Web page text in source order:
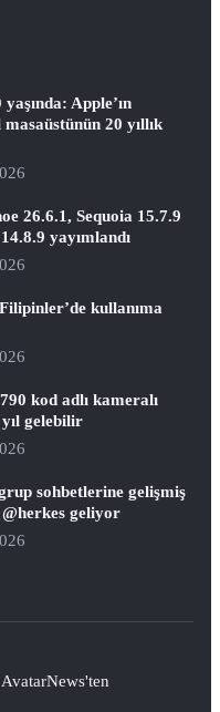
Apple’ın
20 yıllık
26.6.1, Sequoia 15.7.9
yayımlandı
kullanıma
kod adlı kameralı
gelebilir
sohbetlerine gelişmiş
geliyor
AvatarNews'ten